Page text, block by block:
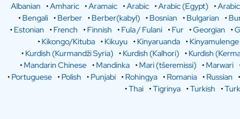
Albanian
•Amharic •Aramaic •Arabic •Arabic (Egypt) •
•Bengali •Berber •Berber(kabyl) •Bosnian •Bulgarian •
•Estonian •French •Finnish •Fula / Fulani •Fur •Georgian •
•Kikongo/Kituba •Kikuyu •Kinyaruanda •Kinyamulenge
•Kurdish (Kurmandži Syria) •Kurdish (Kalhori) •Kurdish
•Mandarin Chinese •Mandinka •Mari (tšeremissi) •Marwari
•Portuguese •Polish •Punjabi •Rohingya •Romania •Russian •
•Thai •Tigrinya •Turkish •